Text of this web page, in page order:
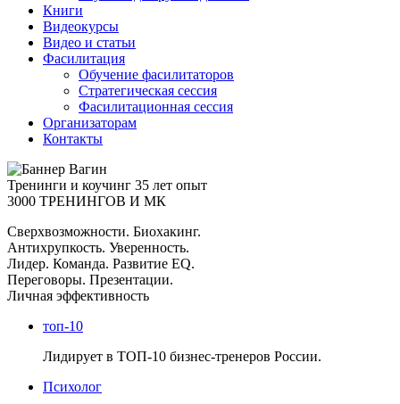
Книги
Видеокурсы
Видео и статьи
Фасилитация
Обучение фасилитаторов
Стратегическая сессия
Фасилитационная сессия
Организаторам
Контакты
Тренинги и коучинг 35 лет опыт
3000 ТРЕНИНГОВ И МК
Сверхвозможности. Биохакинг.
Антихрупкость. Уверенность.
Лидер. Команда. Развитие EQ.
Переговоры. Презентации.
Личная эффективность
топ-10
Лидирует в ТОП-10 бизнес-тренеров России.
Психолог